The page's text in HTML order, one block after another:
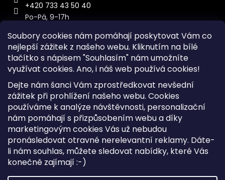
Soubory cookies nám pomáhají poskytovat Vám co
nejlepší zážitek z našeho webu. Kliknutím na bílé
tlačítko s nápisem "Souhlasím" nám umožníte
využívat cookies. Ano, i náš web používá cookies!
Dejte nám šanci Vám zprostředkovat nevšední
zážitek při prohlížení našeho webu. Cookies
používáme k analýze návštěvnosti, personalizační
nám pomáhají s přizpůsobením webu a díky
marketingovým cookies Vás už nebudou
pronásledovat otravné nerelevantní reklamy. Dáte-
li nám souhlas, můžete sledovat nabídky, které Vás
konečně zajímají :-)
+420 733 43 50 40
Po-Pá, 9-17h
Kontakt
Sitemap
Doprava a Platba
Reklamace Zboží
Obchodní podmínky